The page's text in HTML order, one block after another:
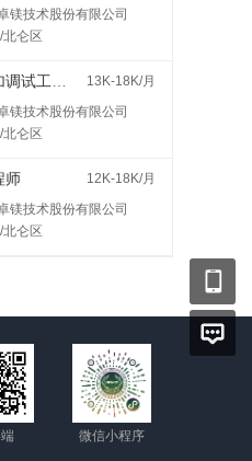
镁技术股份有限公司
仑区
13K-18K/月
镁技术股份有限公司
仑区
师
12K-18K/月
镁技术股份有限公司
仑区
微信小程序